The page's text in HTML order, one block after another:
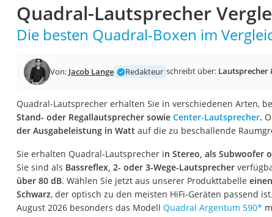
Monitor 32 Zoll 4K
Fernseher
Desktop-PC
Diascanner
Laser-
Powerstation mit
Gaming-PC
Soundbar
Quadral-Lautsprecher
Die besten Quadral-Boxen im
Von: Jacob Lange Redakteur schreibt über: Lautsprecher
Quadral-Lautsprecher erhalten Sie in verschiedenen Arten,
Stand- oder Regallautsprecher sowie Center-Lautsprecher.
der Ausgabeleistung in Watt auf die zu beschallende
Sie erhalten Quadral-Lautsprecher in Stereo, als Subwoofer
Sie sind als Bassreflex, 2- oder 3-Wege-Lautsprecher
über 80 dB. Wählen Sie jetzt aus unserer Produkttabelle
Schwarz, der optisch zu den meisten HiFi-Geräten passend
August 2026 besonders das Modell Quadral Argentum 590*